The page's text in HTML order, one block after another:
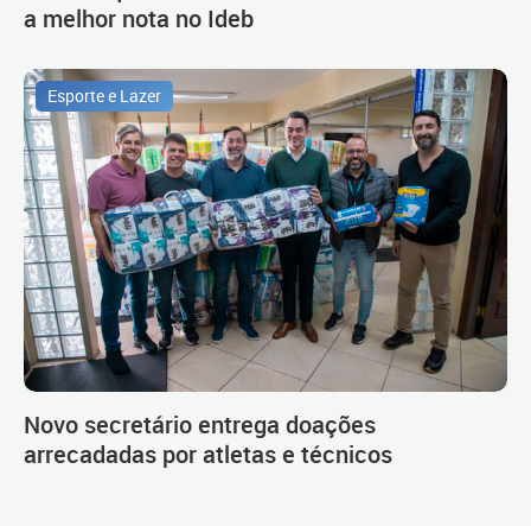
a melhor nota no Ideb
Esporte e Lazer
Novo secretário entrega doações
arrecadadas por atletas e técnicos